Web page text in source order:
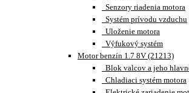
Senzory riadenia motora
Systém prívodu vzduchu
Uloženie motora
Výfukový systém
Motor benzín 1.7 8V (21213)
Blok valcov a jeho
Chladiaci systém motora